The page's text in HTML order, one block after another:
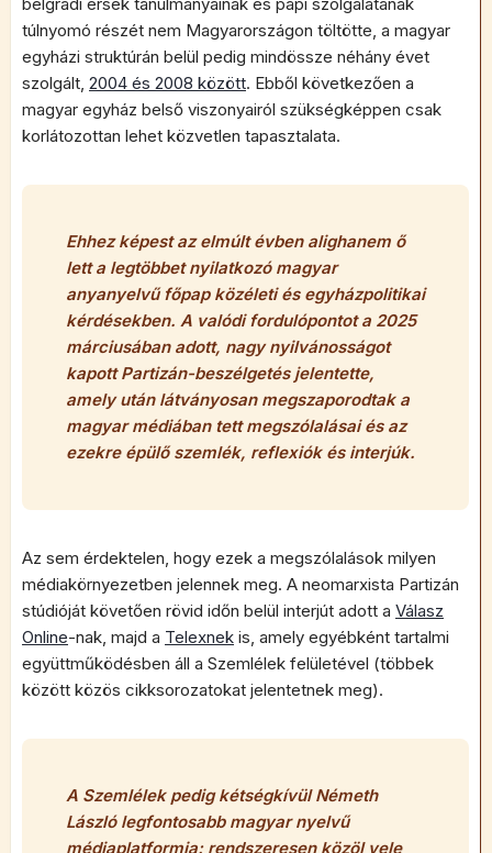
túlnyomó részét nem Magyarországon töltötte, a magyar
egyházi struktúrán belül pedig mindössze néhány évet
szolgált, 2004 és 2008 között. Ebből következően a
magyar egyház belső viszonyairól szükségképpen csak
korlátozottan lehet közvetlen tapasztalata.
Ehhez képest az elmúlt évben alighanem ő
lett a legtöbbet nyilatkozó magyar
anyanyelvű főpap közéleti és egyházpolitikai
kérdésekben. A valódi fordulópontot a 2025
márciusában adott, nagy nyilvánosságot
kapott Partizán-beszélgetés jelentette,
amely után látványosan megszaporodtak a
magyar médiában tett megszólalásai és az
ezekre épülő szemlék, reflexiók és interjúk.
Az sem érdektelen, hogy ezek a megszólalások milyen
médiakörnyezetben jelennek meg. A neomarxista Partizán
stúdióját követően rövid időn belül interjút adott a Válasz
Online-nak, majd a Telexnek is, amely egyébként tartalmi
együttműködésben áll a Szemlélek felületével (többek
között közös cikksorozatokat jelentetnek meg).
A Szemlélek pedig kétségkívül Németh
László legfontosabb magyar nyelvű
médiaplatformja: rendszeresen közöl vele